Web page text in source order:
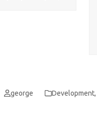
george Development,